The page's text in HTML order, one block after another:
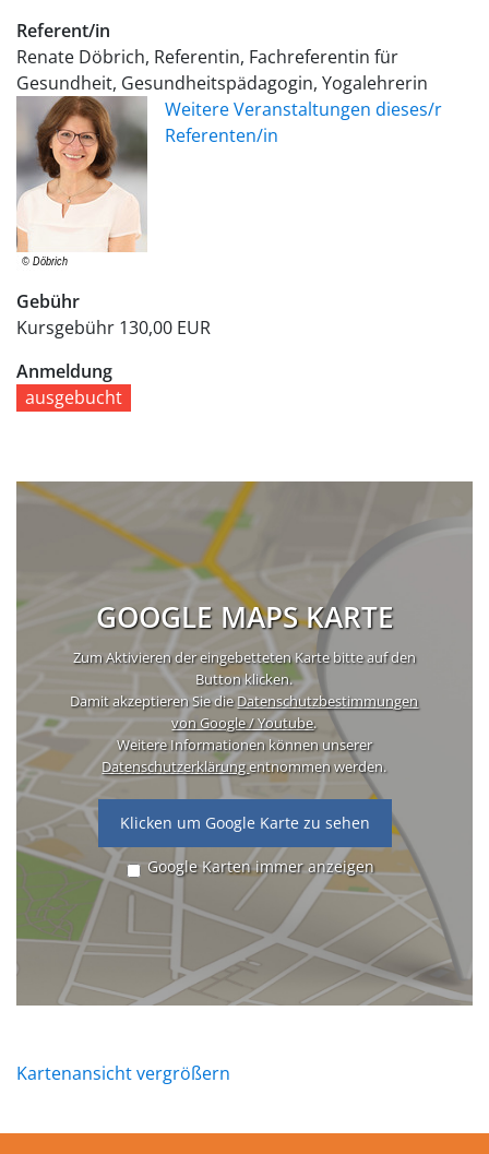
Referent/in
Renate Döbrich, Referentin, Fachreferentin für
Gesundheit, Gesundheitspädagogin, Yogalehrerin
Weitere Veranstaltungen dieses/r
Referenten/in
Gebühr
Kursgebühr 130,00 EUR
Anmeldung
ausgebucht
GOOGLE MAPS KARTE
Zum Aktivieren der eingebetteten Karte bitte auf den
Button klicken.
Damit akzeptieren Sie dieDatenschutzbestimmungen
von Google / Youtube.
Weitere Informationen können unserer
Datenschutzerklärungentnommen werden.
Klicken um Google Karte zu sehen
Google Karten immer anzeigen
Kartenansicht vergrößern